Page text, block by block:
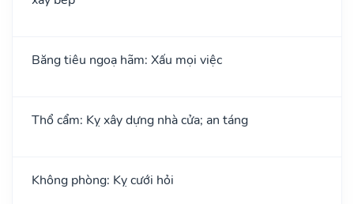
Băng tiêu ngoạ hãm: Xấu mọi việc
Thổ cẩm: Kỵ xây dựng nhà cửa; an táng
Không phòng: Kỵ cưới hỏi